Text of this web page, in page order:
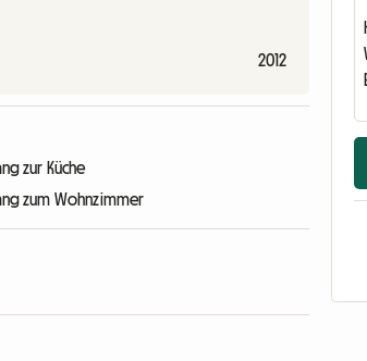
2012
zur Küche
zum Wohnzimmer